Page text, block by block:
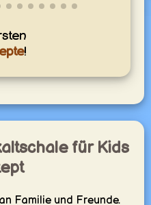
!
für Kids
Familie und Freunde.